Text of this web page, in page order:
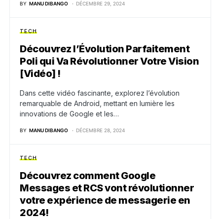
BY MANU DIBANGO DÉCEMBRE 29, 2024
TECH
Découvrez l’Évolution Parfaitement
Poli qui Va Révolutionner Votre Vision
[Vidéo] !
Dans cette vidéo fascinante, explorez l’évolution
remarquable de Android, mettant en lumière les
innovations de Google et les…
BY MANU DIBANGO DÉCEMBRE 28, 2024
TECH
Découvrez comment Google
Messages et RCS vont révolutionner
votre expérience de messagerie en
2024!